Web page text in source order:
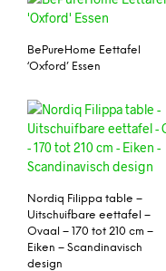
BePureHome Eettafel
‘Oxford’ Essen
Nordiq Filippa table –
Uitschuifbare eettafel –
Ovaal – 170 tot 210 cm –
Eiken – Scandinavisch
design